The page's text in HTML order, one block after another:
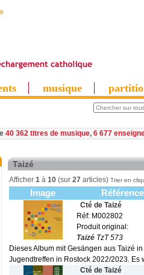
musique
40 362 titres de musique, 6 677
Taizé
Afficher 1 à 10 (sur 27 articles) Trier en
Image
Cté de Taizé
Réf: M002802
Produit original:
Taizé TzT 573
Dieses Album mit Gesängen aus Taizé
Jugendtreffen in Rostock 2022/2023. Es
Cté de Taizé